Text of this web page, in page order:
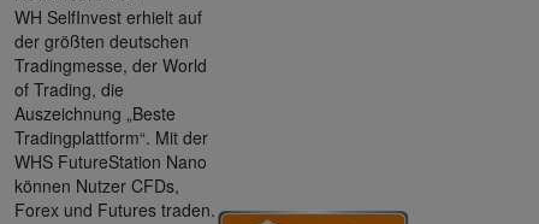
WH SelfInvest erhielt auf
der größten deutschen
Tradingmesse, der World
of Trading, die
Auszeichnung „Beste
Tradingplattform“. Mit der
WHS FutureStation Nano
können Nutzer CFDs,
Forex und Futures traden.